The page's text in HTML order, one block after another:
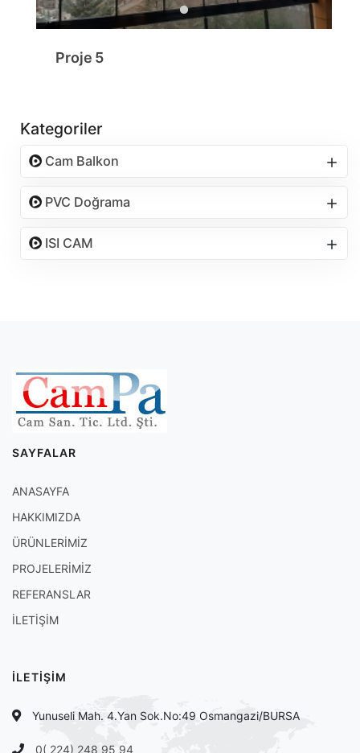
Proje 5
Kategoriler
Cam Balkon
PVC Doğrama
ISI CAM
SAYFALAR
ANASAYFA
HAKKIMIZDA
ÜRÜNLERİMİZ
PROJELERİMİZ
REFERANSLAR
İLETİŞİM
İLETİŞİM
Yunuseli Mah. 4.Yan Sok.No:49 Osmangazi/BURSA
0( 224) 248 95 94